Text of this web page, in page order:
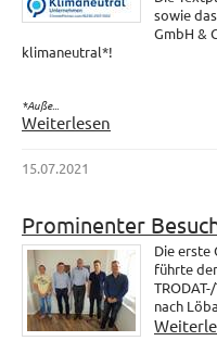
sowie
GmbH &
klimaneutral*!
*Auße...
Weiterlesen
15.07.2021
Prominenter
Die erste
führte
nach